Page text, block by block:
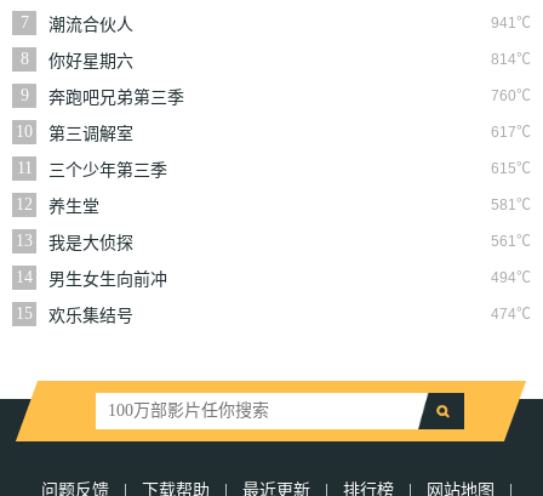
7
941℃
潮流合伙人
8
814℃
你好星期六
9
760℃
奔跑吧兄弟第三季
10
617℃
第三调解室
11
615℃
三个少年第三季
12
581℃
养生堂
13
561℃
我是大侦探
14
494℃
男生女生向前冲
15
474℃
欢乐集结号
问题反馈 下载帮助 最近更新 排行榜 网站地图